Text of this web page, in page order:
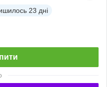
23 дні